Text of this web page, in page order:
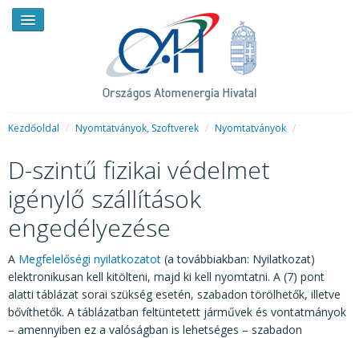
HÍREK
RENDKÍVÜLI HÍREK
SAJTÓSZOBA
HIRDETMÉNYEK
BEMUTATKOZÁS
FELADATOK
Kezdőoldal / Nyomtatványok, Szoftverek / Nyomtatványok /
D-szintű fizikai védelmet
igénylő szállítások
engedélyezése
A Megfelelőségi nyilatkozatot (a továbbiakban: Nyilatkozat)
elektronikusan kell kitölteni, majd ki kell nyomtatni. A (7) pont
alatti táblázat sorai szükség esetén, szabadon törölhetők, illetve
bővíthetők. A táblázatban feltüntetett járművek és vontatmányok
– amennyiben ez a valóságban is lehetséges – szabadon